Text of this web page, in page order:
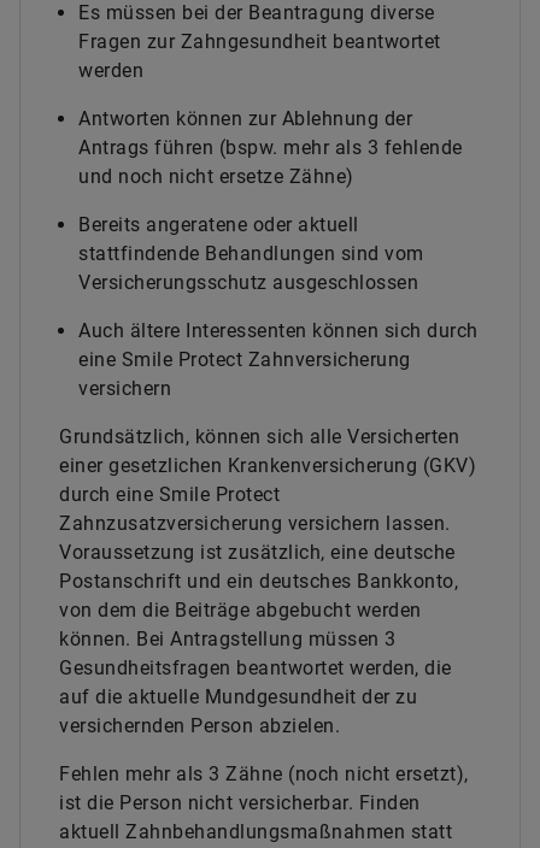
Es müssen bei der Beantragung diverse
Fragen zur Zahngesundheit beantwortet
werden
Antworten können zur Ablehnung der
Antrags führen (bspw. mehr als 3 fehlende
und noch nicht ersetze Zähne)
Bereits angeratene oder aktuell
stattfindende Behandlungen sind vom
Versicherungsschutz ausgeschlossen
Auch ältere Interessenten können sich durch
eine Smile Protect Zahnversicherung
versichern
Grundsätzlich, können sich alle Versicherten
einer gesetzlichen Krankenversicherung (GKV)
durch eine Smile Protect
Zahnzusatzversicherung versichern lassen.
Voraussetzung ist zusätzlich, eine deutsche
Postanschrift und ein deutsches Bankkonto,
von dem die Beiträge abgebucht werden
können. Bei Antragstellung müssen 3
Gesundheitsfragen beantwortet werden, die
auf die aktuelle Mundgesundheit der zu
versichernden Person abzielen.
Fehlen mehr als 3 Zähne (noch nicht ersetzt),
ist die Person nicht versicherbar. Finden
aktuell Zahnbehandlungsmaßnahmen statt